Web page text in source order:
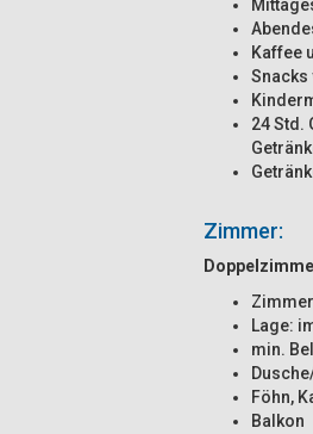
Kaffee
Snacks
24 Std.
Zimmer:
Lage:
min.
Föhn,
Balkon